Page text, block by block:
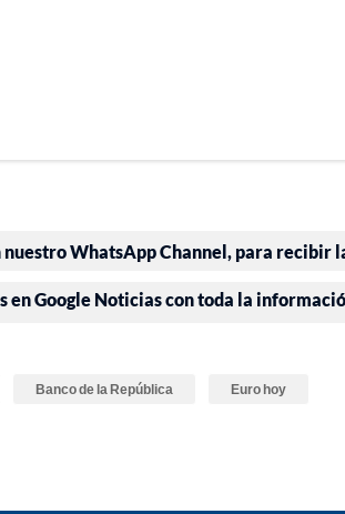
nuestro WhatsApp Channel, para recibir
en Google Noticias con toda la
Banco de la República Euro hoy